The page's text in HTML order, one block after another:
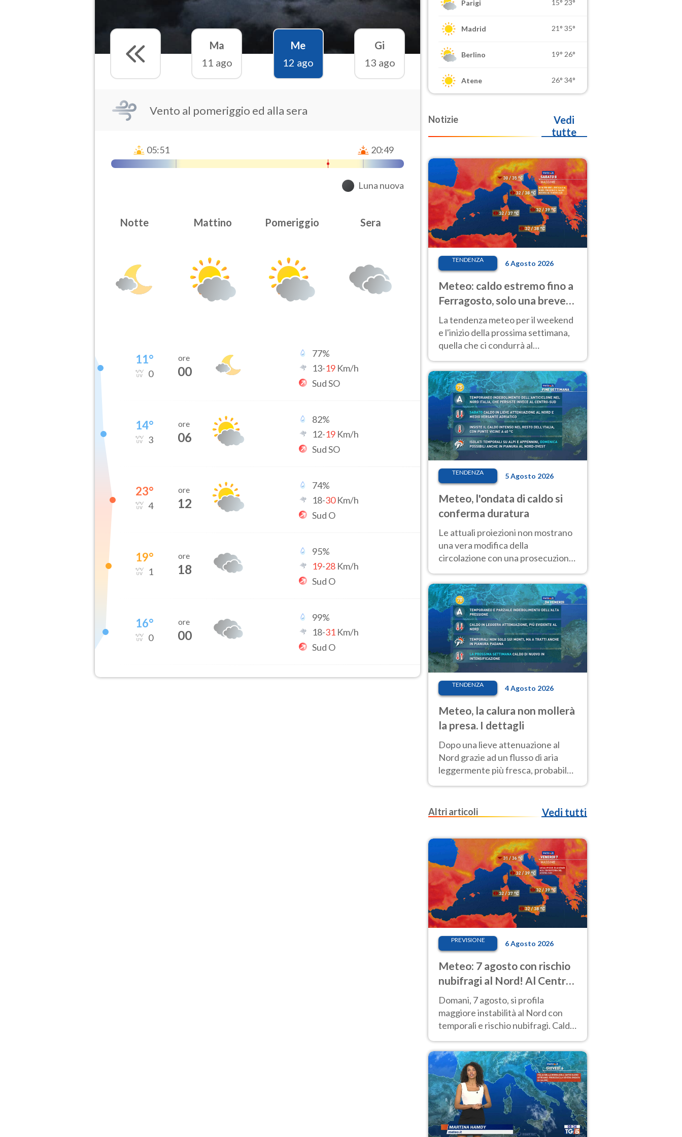
Ma
11 ago
Me
12 ago
Gi
13 ago
Vento al pomeriggio ed alla sera
05:51 20:49
Luna nuova
Notte Mattino Pomeriggio Sera
11°
0
ore
00
77%
13-19 Km/h
Sud SO
14°
3
ore
06
82%
12-19 Km/h
Sud SO
23°
4
ore
12
74%
18-30Km/h
Sud O
19°
1
ore
18
95%
19-28 Km/h
Sud O
16°
0
ore
00
99%
18-31 Km/h
Sud O
Parigi 15° 23°
Madrid 21° 35°
Berlino 19° 26°
Atene 26° 34°
Notizie
Vedi
tutte
TENDENZA 6 Agosto 2026
Meteo: caldo estremo fino a
Ferragosto, solo una breve
pausa. Ecco dove
La tendenza meteo per il weekend
e l'inizio della prossima settimana,
quella che ci condurrà al
temperature molto elevate
TENDENZA 5 Agosto 2026
Meteo, l'ondata di caldo si
conferma duratura
Le attuali proiezioni non mostrano
una vera modifica della
circolazione con una prosecuzione
giorni, compresa la settimana di
Ferragosto
TENDENZA 4 Agosto 2026
Meteo, la calura non mollerà
la presa. I dettagli
Dopo una lieve attenuazione al
Nord grazie ad un flusso di aria
leggermente più fresca, probabile
nuovo rinforzo dell’anticiclone
Altri articoli
Vedi tutti
PREVISIONE 6 Agosto 2026
Meteo: 7 agosto con rischio
nubifragi al Nord! Al Centro-
Sud caldo estremo
Domani, 7 agosto, si profila
maggiore instabilità al Nord con
temporali e rischio nubifragi. Caldo
previsioni.